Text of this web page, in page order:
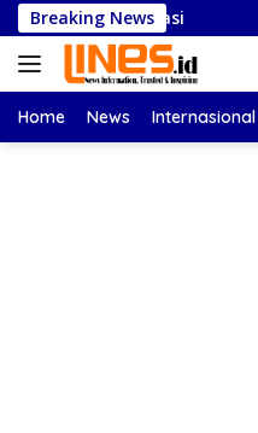
Langsung
ke
konten
Breaking News Masjid
Home News Internasional